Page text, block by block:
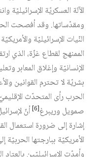
الآلة العسكريّة الإسرائيليّة
ومقدّساتها. وقد أفصحت
النّيات الإسرائيليّة
الممنهج لقطاع غزّة، الذي
الإنسانيّة وإغلاق المعابر
بشريّة لا تحترم القوانين
الحرب رأى المتحدّث
صمويل وريبرغ[6]
أنّ
إشارة إلى ضرورة استعمال
الأمريكيّة ببارجتها